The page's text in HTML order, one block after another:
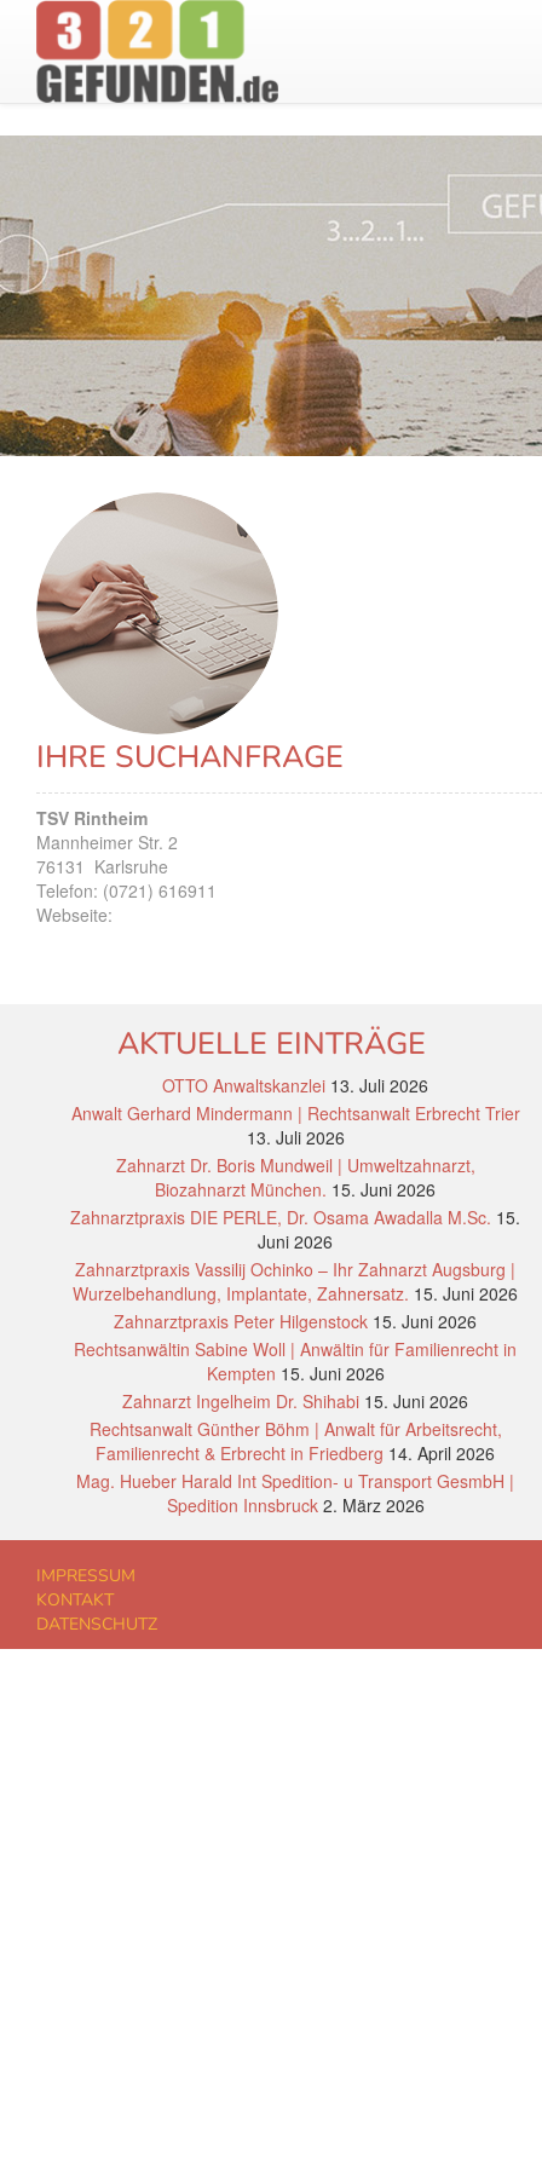
IHRE SUCHANFRAGE
TSV Rintheim
Mannheimer Str. 2
76131 Karlsruhe
Telefon: (0721) 616911
Webseite:
AKTUELLE EINTRÄGE
OTTO Anwaltskanzlei 13. Juli 2026
Anwalt Gerhard Mindermann | Rechtsanwalt Erbrecht Trier
13. Juli 2026
Zahnarzt Dr. Boris Mundweil | Umweltzahnarzt,
Biozahnarzt München. 15. Juni 2026
Zahnarztpraxis DIE PERLE, Dr. Osama Awadalla M.Sc. 15.
Juni 2026
Zahnarztpraxis Vassilij Ochinko – Ihr Zahnarzt Augsburg |
Wurzelbehandlung, Implantate, Zahnersatz. 15. Juni 2026
Zahnarztpraxis Peter Hilgenstock 15. Juni 2026
Rechtsanwältin Sabine Woll | Anwältin für Familienrecht in
Kempten 15. Juni 2026
Zahnarzt Ingelheim Dr. Shihabi 15. Juni 2026
Rechtsanwalt Günther Böhm | Anwalt für Arbeitsrecht,
Familienrecht & Erbrecht in Friedberg 14. April 2026
Mag. Hueber Harald Int Spedition- u Transport GesmbH |
Spedition Innsbruck 2. März 2026
IMPRESSUM
KONTAKT
DATENSCHUTZ